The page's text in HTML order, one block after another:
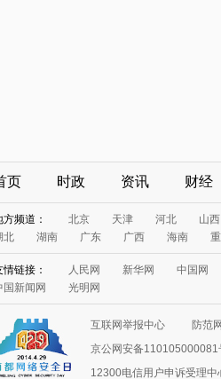
页 时政 资讯 财经
方频道： 北京 天津 河北
山西
北
湖南 广东 广西 海南
情链接： 人民网 新华网
中国网
国新闻网
光明网
互联网举报中心
防范
京公网安备110105000081
12300电信用户申诉受理中